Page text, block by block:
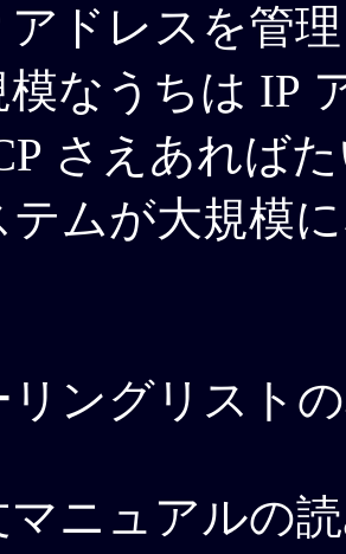
アドレスを管
模なうちは IP
さえあれば
テムが大規模
リングリスト
マニュアルの